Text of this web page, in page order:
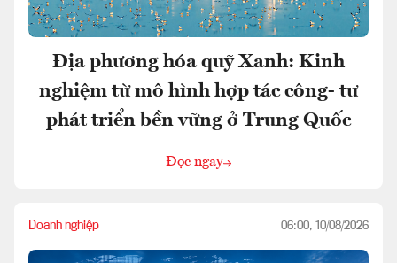
Địa phương hóa quỹ Xanh: Kinh
nghiệm từ mô hình hợp tác công- tư
phát triển bền vững ở Trung Quốc
Đọc ngay
Doanh nghiệp 06:00, 10/08/2026